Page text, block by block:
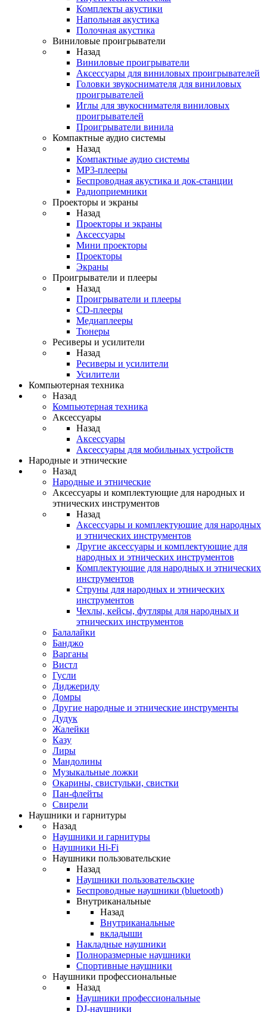
Комплекты акустики
Напольная акустика
Полочная акустика
Виниловые проигрыватели
Назад
Виниловые проигрыватели
Аксессуары для виниловых проигрывателей
Головки звукоснимателя для виниловых
проигрывателей
Иглы для звукоснимателя виниловых
проигрывателей
Проигрыватели винила
Компактные аудио системы
Назад
Компактные аудио системы
MP3-плееры
Беспроводная акустика и док-станции
Радиоприемники
Проекторы и экраны
Назад
Проекторы и экраны
Аксессуары
Мини проекторы
Проекторы
Экраны
Проигрыватели и плееры
Назад
Проигрыватели и плееры
CD-плееры
Медиаплееры
Тюнеры
Ресиверы и усилители
Назад
Ресиверы и усилители
Усилители
Компьютерная техника
Назад
Компьютерная техника
Аксессуары
Назад
Аксессуары
Аксессуары для мобильных устройств
Народные и этнические
Назад
Народные и этнические
Аксессуары и комплектующие для народных и
этнических инструментов
Назад
Аксессуары и комплектующие для народных
и этнических инструментов
Другие аксессуары и комплектующие для
народных и этнических инструментов
Комплектующие для народных и этнических
инструментов
Струны для народных и этнических
инструментов
Чехлы, кейсы, футляры для народных и
этнических инструментов
Балалайки
Банджо
Варганы
Вистл
Гусли
Диджериду
Домры
Другие народные и этнические инструменты
Дудук
Жалейки
Казу
Лиры
Мандолины
Музыкальные ложки
Окарины, свистульки, свистки
Пан-флейты
Свирели
Наушники и гарнитуры
Назад
Наушники и гарнитуры
Наушники Hi-Fi
Наушники пользовательские
Назад
Наушники пользовательские
Беспроводные наушники (bluetooth)
Внутриканальные
Назад
Внутриканальные
вкладыши
Накладные наушники
Полноразмерные наушники
Спортивные наушники
Наушники профессиональные
Назад
Наушники профессиональные
DJ-наушники